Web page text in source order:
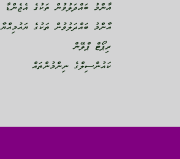
އާންމު ބައްދަލުވުން ތަކުގެ އެޖެންޑާ
އާންމު ބައްދަލުވުން ތަކުގެ ޔައުމިއްޔާ
ރިޕޯޓް ޕްލޭން
ކައުންސިލްގެ ނިންމުންތައް